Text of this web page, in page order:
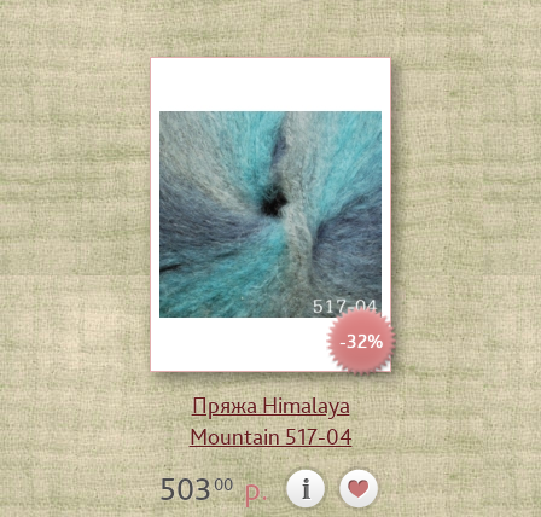
-32%
Пряжа Himalaya
Mountain 517-04
50300р.